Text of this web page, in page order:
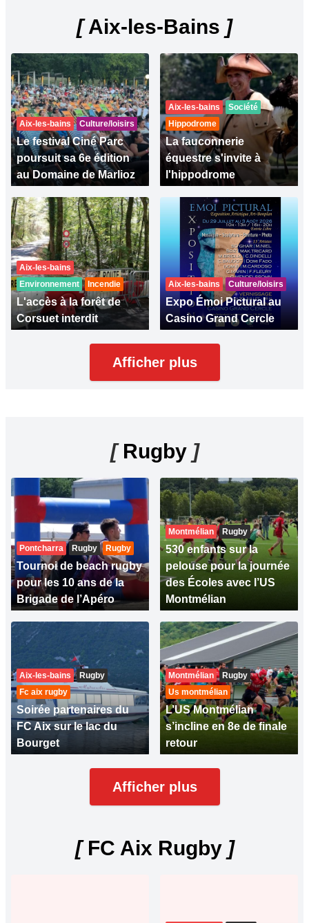
[Aix-les-Bains ]
Aix-les-bains Culture/loisirs
Le festival Ciné Parc
poursuit sa 6e édition
au Domaine de Marlioz
Aix-les-bains
Société
Hippodrome
La fauconnerie
équestre s'invite à
l'hippodrome
Aix-les-bains
Environnement
Incendie
L'accès à la forêt de
Corsuet interdit
Aix-les-bains Culture/loisirs
Expo Émoi Pictural au
Casino Grand Cercle
Afficher plus
[Rugby ]
Pontcharra Rugby Rugby
Tournoi de beach rugby
pour les 10 ans de la
Brigade de l’Apéro
Montmélian Rugby
530 enfants sur la
pelouse pour la journée
des Écoles avec l’US
Montmélian
Aix-les-bains
Rugby
Fc aix rugby
Soirée partenaires du
FC Aix sur le lac du
Bourget
Montmélian
Rugby
Us montmélian
L’US Montmélian
s’incline en 8e de finale
retour
Afficher plus
[FC Aix Rugby ]